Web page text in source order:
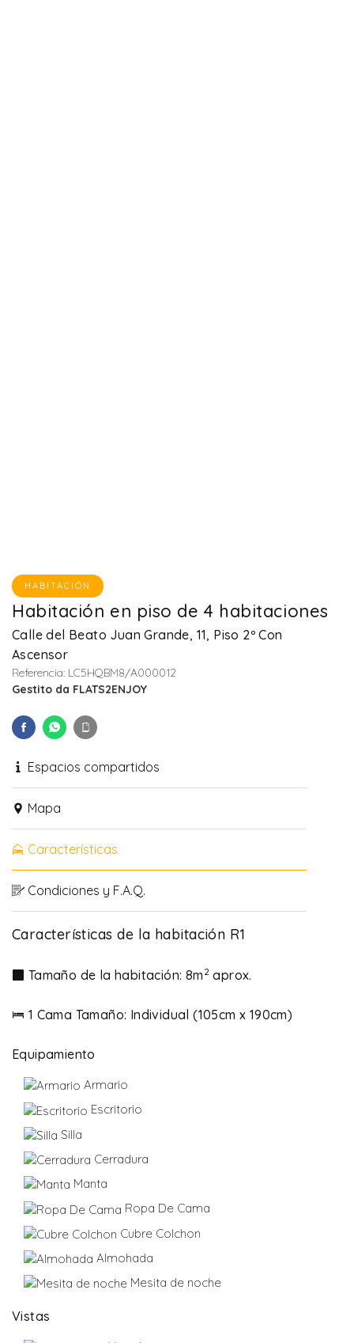
HABITACIÓN
Habitación en piso de 4 habitaciones
Calle del Beato Juan Grande, 11, Piso 2º Con
Ascensor
Referencia: LC5HQBM8/A000012
Gestito da FLATS2ENJOY
Espacios compartidos
Mapa
Características
Condiciones y F.A.Q.
Características de la habitación R1
Tamaño de la habitación: 8m 2 aprox.
1 Cama Tamaño: Individual (105cm x 190cm)
Equipamiento
Armario
Escritorio
Silla
Cerradura
Manta
Ropa De Cama
Cubre Colchon
Almohada
Mesita de noche
Vistas